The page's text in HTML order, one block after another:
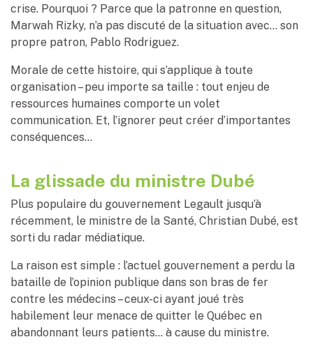
crise. Pourquoi ? Parce que la patronne en question,
Marwah Rizky, n’a pas discuté de la situation avec… son
propre patron, Pablo Rodriguez.
Morale de cette histoire, qui s’applique à toute
organisation – peu importe sa taille : tout enjeu de
ressources humaines comporte un volet
communication. Et, l’ignorer peut créer d’importantes
conséquences…
La glissade du ministre Dubé
Plus populaire du gouvernement Legault jusqu’à
récemment, le ministre de la Santé, Christian Dubé, est
sorti du radar médiatique.
La raison est simple : l’actuel gouvernement a perdu la
bataille de l’opinion publique dans son bras de fer
contre les médecins – ceux-ci ayant joué très
habilement leur menace de quitter le Québec en
abandonnant leurs patients… à cause du ministre.